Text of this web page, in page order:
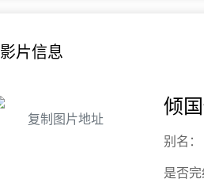
影片信息
复制图片地址
倾
别名：
是否